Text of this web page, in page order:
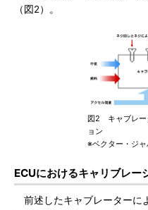
（図2）。
図2 キャブレー
ョン
※ベクター・ジ
ECUにおけるキャリブレー
前述したキャブレーターに